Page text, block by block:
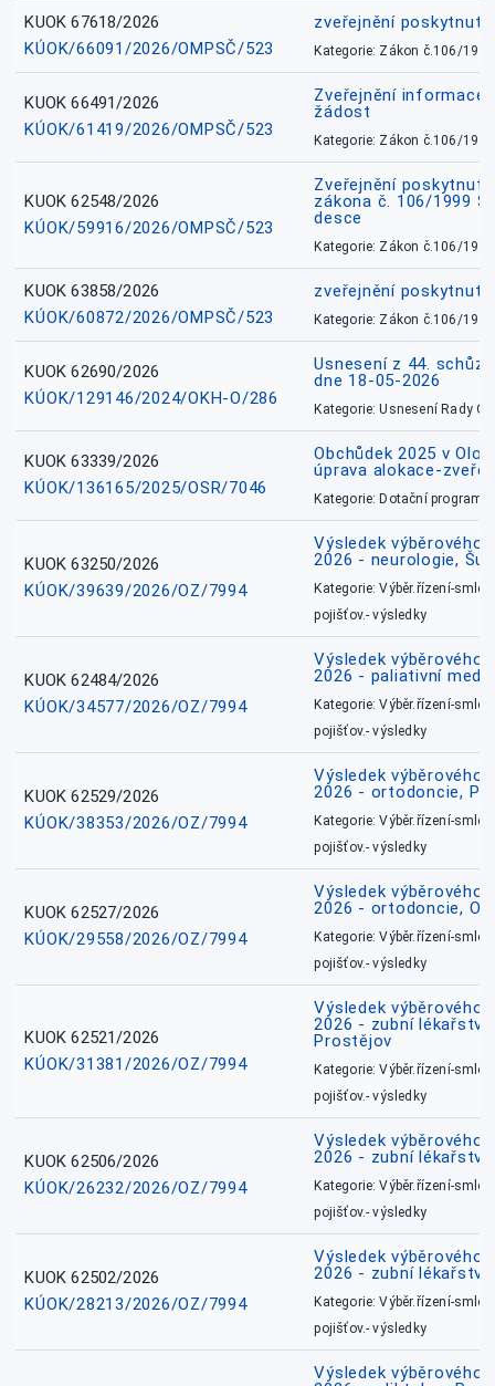
KUOK 67618/2026
KÚOK/66091/2026/OMPSČ/523
zveřejnění
Kategorie: Zákon č.106/1999
KUOK 66491/2026
KÚOK/61419/2026/OMPSČ/523
Zveřejnění informace
žádost
Kategorie: Zákon č.106/1999
KUOK 62548/2026
KÚOK/59916/2026/OMPSČ/523
Zveřejnění
zákona č. 106/1999
desce
Kategorie: Zákon č.106/1999
KUOK 63858/2026
KÚOK/60872/2026/OMPSČ/523
zveřejnění
Kategorie: Zákon č.106/1999
KUOK 62690/2026
KÚOK/129146/2024/OKH-O/286
Usnesení z 44.
dne 18-05-2026
Kategorie: Usnesení Rady
KUOK 63339/2026
KÚOK/136165/2025/OSR/7046
Obchůdek 2025 v
úprava alokace-
Kategorie: Dotační
KUOK 63250/2026
KÚOK/39639/2026/OZ/7994
Výsledek výběrového
2026 - neurologie,
Kategorie: Výběr.řízení-
pojišťov.- výsledky
KUOK 62484/2026
KÚOK/34577/2026/OZ/7994
Výsledek výběrového
2026 - paliativní
Kategorie: Výběr.řízení-
pojišťov.- výsledky
KUOK 62529/2026
KÚOK/38353/2026/OZ/7994
Výsledek výběrového
2026 - ortodoncie,
Kategorie: Výběr.řízení-
pojišťov.- výsledky
KUOK 62527/2026
KÚOK/29558/2026/OZ/7994
Výsledek výběrového
2026 - ortodoncie,
Kategorie: Výběr.řízení-
pojišťov.- výsledky
KUOK 62521/2026
KÚOK/31381/2026/OZ/7994
Výsledek výběrového
2026 - zubní
Prostějov
Kategorie: Výběr.řízení-
pojišťov.- výsledky
KUOK 62506/2026
KÚOK/26232/2026/OZ/7994
Výsledek výběrového
2026 - zubní
Kategorie: Výběr.řízení-
pojišťov.- výsledky
KUOK 62502/2026
KÚOK/28213/2026/OZ/7994
Výsledek výběrového
2026 - zubní
Kategorie: Výběr.řízení-
pojišťov.- výsledky
Výsledek výběrového